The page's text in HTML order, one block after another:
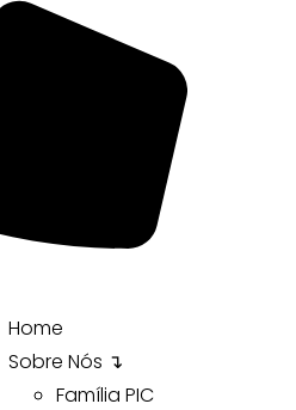
Home
Sobre Nós ↴
Família PIC